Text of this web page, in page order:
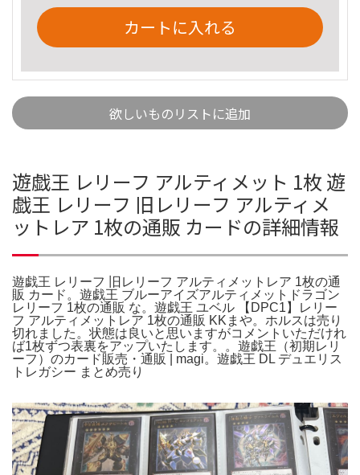
カートに入れる
欲しいものリストに追加
遊戯王 レリーフ アルティメット 1枚 遊
戯王 レリーフ 旧レリーフ アルティメ
ットレア 1枚の通販 カードの詳細情報
遊戯王 レリーフ 旧レリーフ アルティメットレア 1枚の通
販 カード。遊戯王 ブルーアイズアルティメットドラゴン
レリーフ 1枚の通販 な。遊戯王 ユベル 【DPC1】レリー
フ アルティメットレア 1枚の通販 KKまや。ホルスは売り
切れました。状態は良いと思いますがコメントいただけれ
ば1枚ずつ表裏をアップいたします。。遊戯王（初期レリ
ーフ）のカード販売・通販 | magi。遊戯王 DL デュエリス
トレガシー まとめ売り